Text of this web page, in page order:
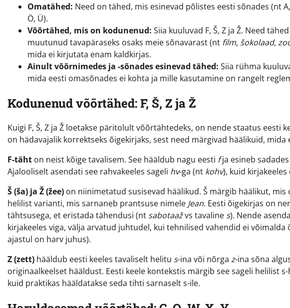
Omatähed: Need on tähed, mis esinevad põlistes eesti sõnades (nt A,
Ö, Ü).
Võõrtähed, mis on kodunenud: Siia kuuluvad F, Š, Z ja Ž. Need
muutunud tavapäraseks osaks meie sõnavarast (nt film, šokolaad,
mida ei kirjutata enam kaldkirjas.
Ainult võõrnimedes ja -sõnades esinevad tähed: Siia rühma
mida eesti omasõnades ei kohta ja mille kasutamine on rangelt
Kodunenud võõrtähed: F, Š, Z ja Ž
Kuigi F, Š, Z ja Ž loetakse päritolult võõrtähtedeks, on nende staatus eesti
on hädavajalik korrektseks õigekirjaks, sest need märgivad häälikuid,
F-täht on neist kõige tavalisem. See hääldub nagu eesti fja esineb
Ajalooliselt asendati see rahvakeeles sageli hv-ga (nt kohv), kuid
Š (ša) ja Ž (žee) on niinimetatud susisevad häälikud. Š märgib häälikut, mis
helilist varianti, mis sarnaneb prantsuse nimele Jean. Eesti õigekirjas on
tähtsusega, et eristada tähendusi (nt sabotaažvs tavaline s). Nende
kirjakeeles viga, välja arvatud juhtudel, kui tehnilised vahendid ei
ajastul on harv juhus).
Z (zett) hääldub eesti keeles tavaliselt helitu s-ina või nõrga z-ina sõna
originaalkeelset hääldust. Eesti keele kontekstis märgib see sageli helilist
kuid praktikas hääldatakse seda tihti sarnaselt s-ile.